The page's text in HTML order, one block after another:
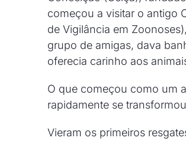
começou a visitar o antigo
de Vigilância em
grupo de amigas, dava
oferecia carinho aos
O que começou como um
rapidamente se
Vieram os primeiros